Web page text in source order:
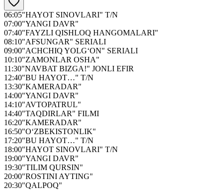
06:05"HAYOT SINOVLARI" T/N
07:00"YANGI DAVR"
07:40"FAYZLI QISHLOQ HANGOMALARI"
08:10"AFSUNGAR" SERIALI
09:00"ACHCHIQ YOLG‘ON" SERIALI
10:10"ZAMONLAR OSHA"
11:30"NAVBAT BIZGA!" JONLI EFIR
12:40"BU HAYOT…" T/N
13:30"KAMERADAR"
14:00"YANGI DAVR"
14:10"AVTOPATRUL"
14:40"TAQDIRLAR" FILMI
16:20"KAMERADAR"
16:50"O‘ZBEKISTONLIK"
17:20"BU HAYOT…" T/N
18:00"HAYOT SINOVLARI" T/N
19:00"YANGI DAVR"
19:30"TILIM QURSIN"
20:00"ROSTINI AYTING"
20:30"QALPOQ"